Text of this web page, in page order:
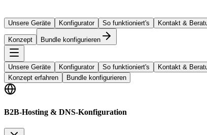
Unsere Geräte Konfigurator So funktioniert's Kontakt &
Konzept Bundle konfigurieren
Unsere Geräte Konfigurator So funktioniert's
Kontakt &
Konzept erfahren
Bundle konfigurieren
B2B-Hosting & DNS-Konfiguration